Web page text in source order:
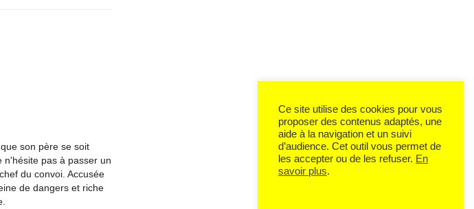
son père se soit
n'hésite pas à passer un
du convoi. Accusée
de dangers et riche
Ce site utilise des cookies pour vous
proposer des contenus adaptés, une
aide à la navigation et un suivi
d’audience. Cet outil vous permet de
les accepter ou de les refuser. En
savoir plus.